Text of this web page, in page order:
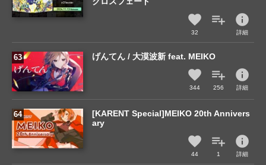
32
info
詳細
げんてん / 大漠波新 feat. MEIKO
344 256
info
詳細
[KARENT Special]MEIKO 20th Annivers
ary
44 1
info
詳細